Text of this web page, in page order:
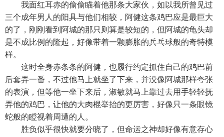
我面红耳赤的偷偷瞄着他那条大家伙，如以我所曾见过
三个成年男人的阳具与他们相较，阿健这条鸡巴应是最巨大
的了，刚刚看到阿城的那只则算是较短的，但阿城的龟头却
是不成比例的隆起，好像带着一颗膨胀的兵乓球般的奇特模
样。
这时全身赤条条的阿健，也履行约定抓住自己的鸡巴前
后套弄一番，不过他马上就坐了下来，并没像阿城那样夸张
的表演，但等他一坐下来后，淑敏就马上靠过去用手轻轻抚
弄他的鸡巴，让他的大肉棍举抬的更厉害，好像只一条眼镜
蛇般的瞪视着周遭的人。
胜负似乎很快就要分晓了，但命运之神却好像有意存心